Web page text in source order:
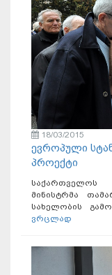
18/03/2015
­ევროპული
პროექტი
საქართველოს
მინისტრმა
სახელობის
ვრცლად